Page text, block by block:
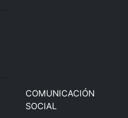
COMUNICACIÓN
SOCIAL